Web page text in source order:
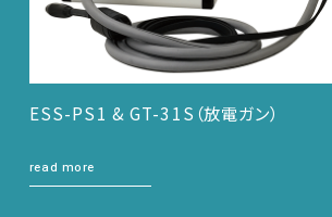
ESS-PS1 & GT-31S（放電ガン）
read more